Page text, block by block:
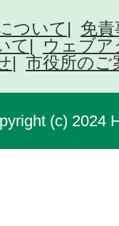
ついて
免
て
ウェブ
市役所のご
(c) 2024